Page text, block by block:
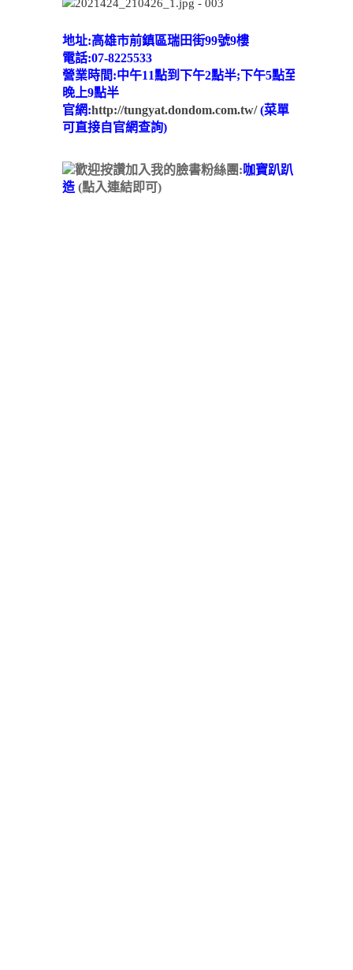
地址:高雄市前鎮區瑞田街99號9樓
電話:07-8225533
營業時間:中午11點到下午2點半;下午5點至
晚上9點半
官網:http://tungyat.dondom.com.tw/(菜單
可直接自官網查詢)
歡迎按讚加入我的臉書粉絲團:咖寶趴趴
造 (點入連結即可)